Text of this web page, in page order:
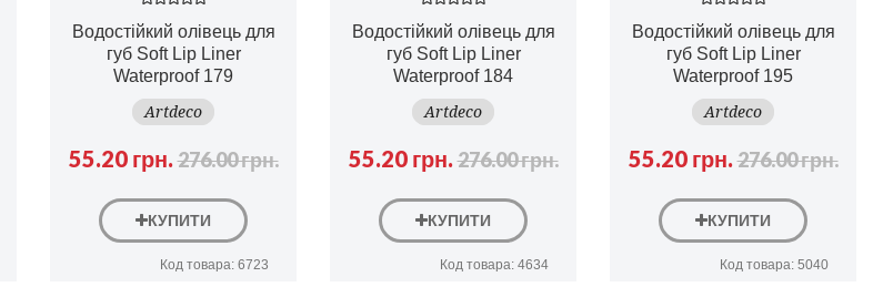
Водостійкий олівець для
губ Soft Lip Liner
Waterproof 179
Artdeco
55.20 грн.276.00 грн.
КУПИТИ
Код товара: 6723
Водостійкий олівець для
губ Soft Lip Liner
Waterproof 184
Artdeco
55.20 грн.276.00 грн.
КУПИТИ
Код товара: 4634
Водостійкий олівець для
губ Soft Lip Liner
Waterproof 195
Artdeco
55.20 грн.276.00 грн.
КУПИТИ
Код товара: 5040